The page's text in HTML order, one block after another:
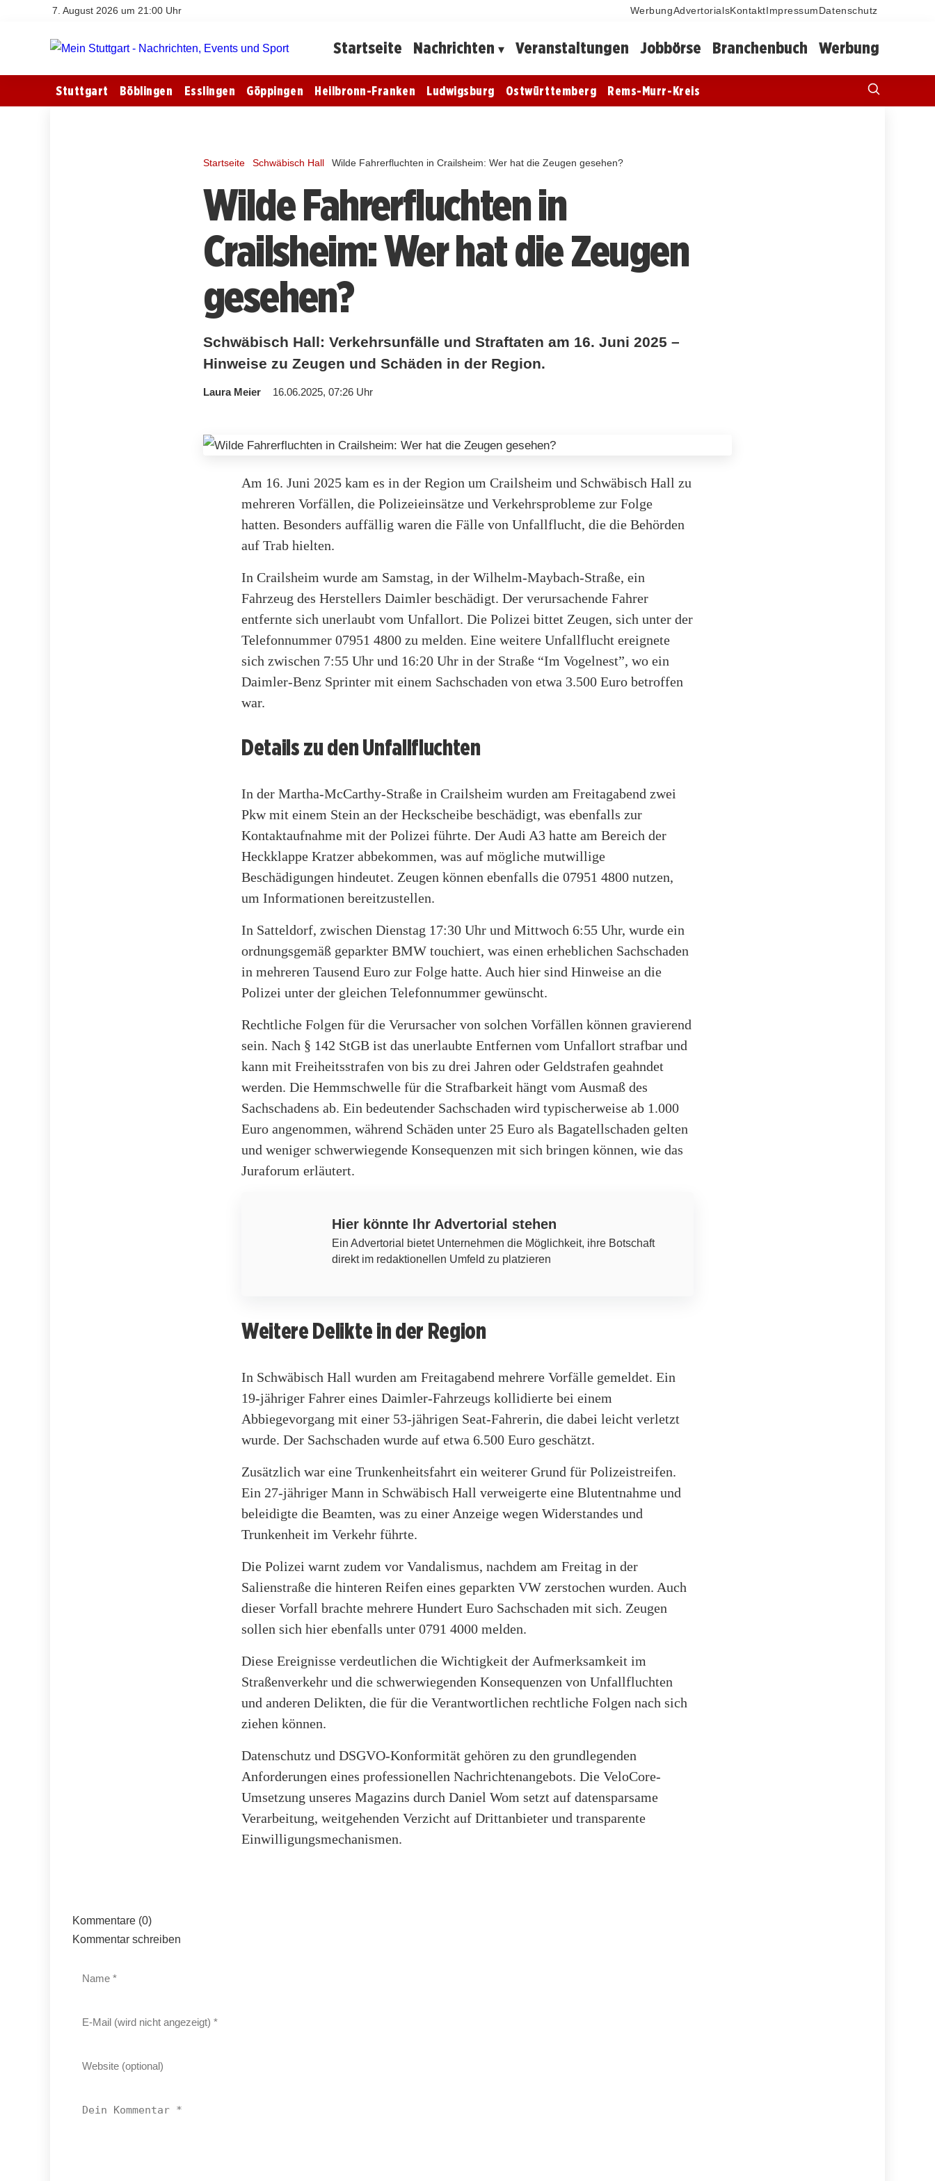
7. August 2026 um 21:00 Uhr WerbungAdvertorialsKontakt Impressum Datenschutz
Startseite Nachrichten Veranstaltungen Jobbörse Branchenbuch Werbung
Stuttgart Böblingen Esslingen Göppingen Heilbronn-Franken Ludwigsburg Ostwürttemberg Rems-Murr-Kreis
Startseite Schwäbisch Hall Wilde Fahrerfluchten in Crailsheim: Wer hat die Zeugen gesehen?
Wilde Fahrerfluchten in
Crailsheim: Wer hat die Zeugen
gesehen?
Schwäbisch Hall: Verkehrsunfälle und Straftaten am 16. Juni 2025 –
Hinweise zu Zeugen und Schäden in der Region.
Laura Meier 16.06.2025, 07:26 Uhr
Am 16. Juni 2025 kam es in der Region um Crailsheim und Schwäbisch Hall zu
mehreren Vorfällen, die Polizeieinsätze und Verkehrsprobleme zur Folge
hatten. Besonders auffällig waren die Fälle von Unfallflucht, die die Behörden
auf Trab hielten.
In Crailsheim wurde am Samstag, in der Wilhelm-Maybach-Straße, ein
Fahrzeug des Herstellers Daimler beschädigt. Der verursachende Fahrer
entfernte sich unerlaubt vom Unfallort. Die Polizei bittet Zeugen, sich unter der
Telefonnummer 07951 4800 zu melden. Eine weitere Unfallflucht ereignete
sich zwischen 7:55 Uhr und 16:20 Uhr in der Straße “Im Vogelnest”, wo ein
Daimler-Benz Sprinter mit einem Sachschaden von etwa 3.500 Euro betroffen
war.
Details zu den Unfallfluchten
In der Martha-McCarthy-Straße in Crailsheim wurden am Freitagabend zwei
Pkw mit einem Stein an der Heckscheibe beschädigt, was ebenfalls zur
Kontaktaufnahme mit der Polizei führte. Der Audi A3 hatte am Bereich der
Heckklappe Kratzer abbekommen, was auf mögliche mutwillige
Beschädigungen hindeutet. Zeugen können ebenfalls die 07951 4800 nutzen,
um Informationen bereitzustellen.
In Satteldorf, zwischen Dienstag 17:30 Uhr und Mittwoch 6:55 Uhr, wurde ein
ordnungsgemäß geparkter BMW touchiert, was einen erheblichen Sachschaden
in mehreren Tausend Euro zur Folge hatte. Auch hier sind Hinweise an die
Polizei unter der gleichen Telefonnummer gewünscht.
Rechtliche Folgen für die Verursacher von solchen Vorfällen können gravierend
sein. Nach § 142 StGB ist das unerlaubte Entfernen vom Unfallort strafbar und
kann mit Freiheitsstrafen von bis zu drei Jahren oder Geldstrafen geahndet
werden. Die Hemmschwelle für die Strafbarkeit hängt vom Ausmaß des
Sachschadens ab. Ein bedeutender Sachschaden wird typischerweise ab 1.000
Euro angenommen, während Schäden unter 25 Euro als Bagatellschaden gelten
und weniger schwerwiegende Konsequenzen mit sich bringen können, wie das
Juraforum erläutert.
Hier könnte Ihr Advertorial stehen
Ein Advertorial bietet Unternehmen die Möglichkeit, ihre Botschaft
direkt im redaktionellen Umfeld zu platzieren
Weitere Delikte in der Region
In Schwäbisch Hall wurden am Freitagabend mehrere Vorfälle gemeldet. Ein
19-jähriger Fahrer eines Daimler-Fahrzeugs kollidierte bei einem
Abbiegevorgang mit einer 53-jährigen Seat-Fahrerin, die dabei leicht verletzt
wurde. Der Sachschaden wurde auf etwa 6.500 Euro geschätzt.
Zusätzlich war eine Trunkenheitsfahrt ein weiterer Grund für Polizeistreifen.
Ein 27-jähriger Mann in Schwäbisch Hall verweigerte eine Blutentnahme und
beleidigte die Beamten, was zu einer Anzeige wegen Widerstandes und
Trunkenheit im Verkehr führte.
Die Polizei warnt zudem vor Vandalismus, nachdem am Freitag in der
Salienstraße die hinteren Reifen eines geparkten VW zerstochen wurden. Auch
dieser Vorfall brachte mehrere Hundert Euro Sachschaden mit sich. Zeugen
sollen sich hier ebenfalls unter 0791 4000 melden.
Diese Ereignisse verdeutlichen die Wichtigkeit der Aufmerksamkeit im
Straßenverkehr und die schwerwiegenden Konsequenzen von Unfallfluchten
und anderen Delikten, die für die Verantwortlichen rechtliche Folgen nach sich
ziehen können.
Datenschutz und DSGVO-Konformität gehören zu den grundlegenden
Anforderungen eines professionellen Nachrichtenangebots. Die VeloCore-
Umsetzung unseres Magazins durch Daniel Wom setzt auf datensparsame
Verarbeitung, weitgehenden Verzicht auf Drittanbieter und transparente
Einwilligungsmechanismen.
Kommentare (0)
Kommentar schreiben